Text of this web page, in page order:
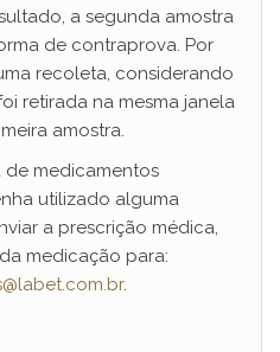
a segunda amostra
de contraprova. Por
recoleta, considerando
retirada na mesma janela
amostra.
de medicamentos
utilizado alguma
a prescrição médica,
medicação para:
.